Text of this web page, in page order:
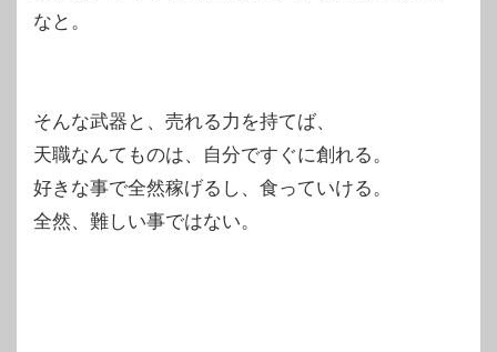
なと。
そんな武器と、売れる力を持てば、
天職なんてものは、自分ですぐに創れる。
好きな事で全然稼げるし、食っていける。
全然、難しい事ではない。